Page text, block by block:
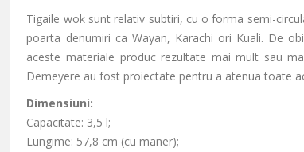
Tigaile wok sunt relativ subtiri, cu o forma semi-
poarta denumiri ca Wayan, Karachi ori Kuali. De
aceste materiale produc rezultate mai mult sau
Demeyere au fost proiectate pentru a atenua toate
Dimensiuni:
Capacitate: 3,5 l;
Lungime: 57,8 cm (cu maner);